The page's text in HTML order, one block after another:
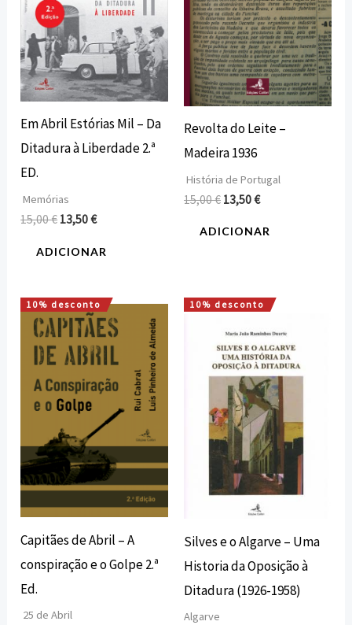
Em Abril Estórias Mil – Da
Ditadura à Liberdade 2.ª
ED.
Memórias
15,00€ 13,50€
ADICIONAR
Revolta do Leite –
Madeira 1936
História de Portugal
15,00€ 13,50€
ADICIONAR
10% desconto
Capitães de Abril – A
conspiração e o Golpe 2.ª
Ed.
25 de Abril
O
preço
original
era:
O
preço
atual
é:
16,20 €.
10% desconto
Silves e o Algarve – Uma
Historia da Oposição à
Ditadura (1926-1958)
Algarve
O
original
era:
25,00 €.
O
atual
é:
22,50 €.